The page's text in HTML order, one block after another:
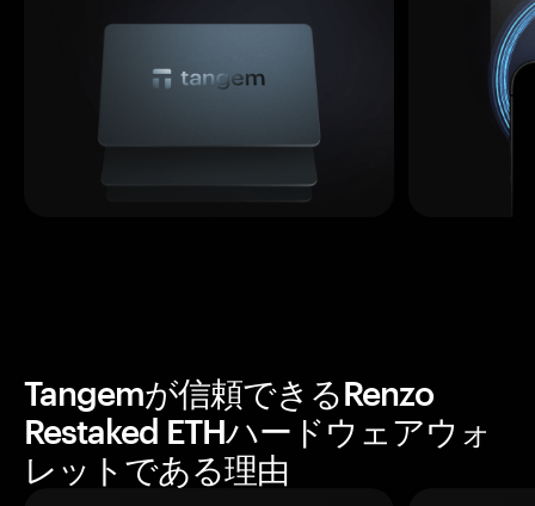
Tangemが信頼できるRenzo
Restaked ETHハードウェアウォ
レットである理由